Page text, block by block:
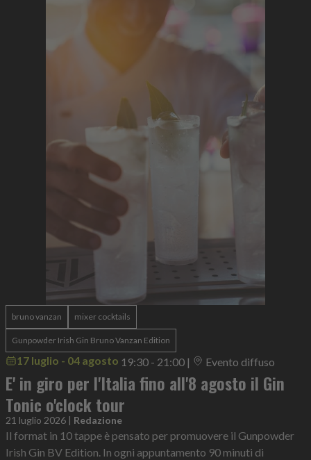
bruno vanzan mixer cocktails
Gunpowder Irish Gin Bruno Vanzan Edition
17 luglio - 04 agosto 19:30 - 21:00 | Evento diffuso
E' in giro per l'Italia fino all'8 agosto il Gin
Tonic o'clock tour
21 luglio 2026 | Redazione
Il format in 10 tappe è pensato per promuovere il Gunpowder
Irish Gin BV Edition. In ogni appuntamento 90 minuti di